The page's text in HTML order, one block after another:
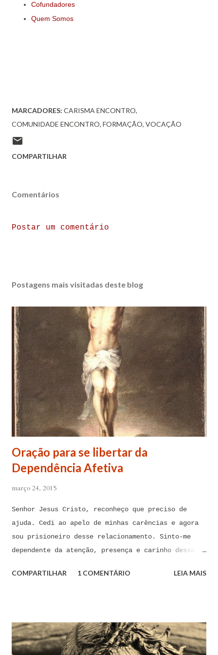
Cofundadores
Quem Somos
MARCADORES: CARISMA ENCONTRO
COMUNIDADE ENCONTRO FORMAÇÃO VOCAÇÃO
COMPARTILHAR
Comentários
Postar um comentário
Postagens mais visitadas deste blog
Oração para se libertar da
Dependência Afetiva
março 24, 2015
Senhor Jesus Cristo, reconheço que preciso de
ajuda. Cedi ao apelo de minhas carências e agora
sou prisioneiro desse relacionamento. Sinto-me
dependente da atenção, presença e carinho dessa
para me libertar da influência dessas tentações. A
tentação me venceu. E confesso a minha culpa por
ter cedido às suas insinuações me deixando
COMPARTILHAR 1 COMENTÁRIO LEIA MAIS